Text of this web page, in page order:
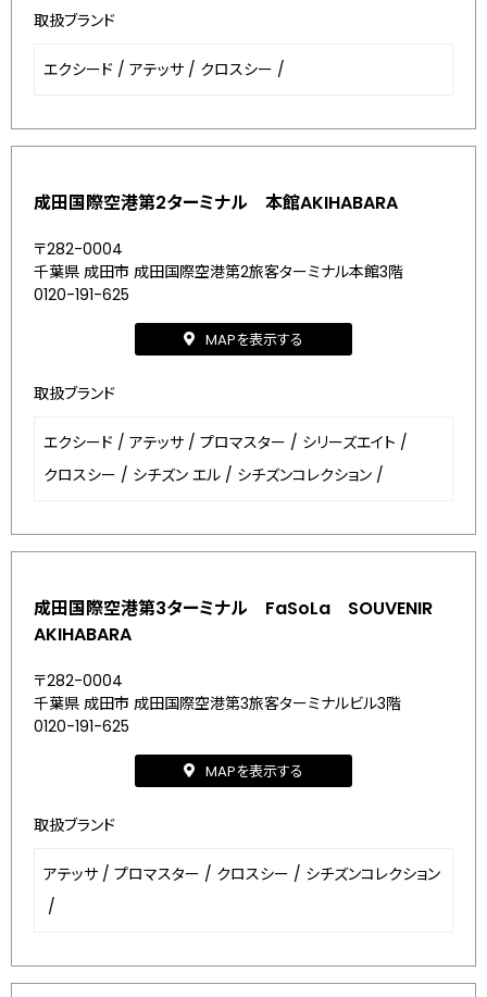
取扱ブランド
エクシード / アテッサ / クロスシー /
成田国際空港第2ターミナル 本館AKIHABARA
〒282-0004
千葉県 成田市 成田国際空港第2旅客ターミナル本館3階
0120-191-625
MAPを表示する
取扱ブランド
エクシード / アテッサ / プロマスター / シリーズエイト /
クロスシー / シチズン エル / シチズンコレクション /
成田国際空港第3ターミナル FaSoLa SOUVENIR
AKIHABARA
〒282-0004
千葉県 成田市 成田国際空港第3旅客ターミナルビル3階
0120-191-625
MAPを表示する
取扱ブランド
アテッサ / プロマスター / クロスシー / シチズンコレクション
/